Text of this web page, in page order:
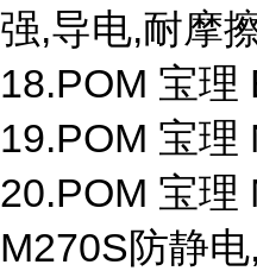
强,导电,耐摩
18.POM 宝理
19.POM 宝理
20.POM 宝理
M270S防静